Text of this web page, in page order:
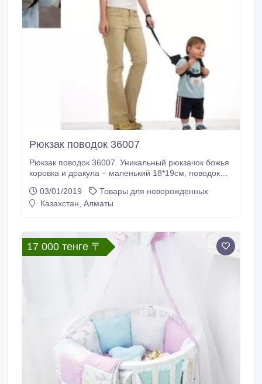
Рюкзак поводок 36007
Рюкзак поводок 36007. Уникальный рюкзачок божья
коровка и дракула – маленький 18*19см, поводок
большом скоплении людей. Красиво и удобно.
Впереди фиксируется замком. Можно отстегнуть
03/01/2019
Товары для новорожденных
Казахстан, Алматы
17 000 тенге 〒